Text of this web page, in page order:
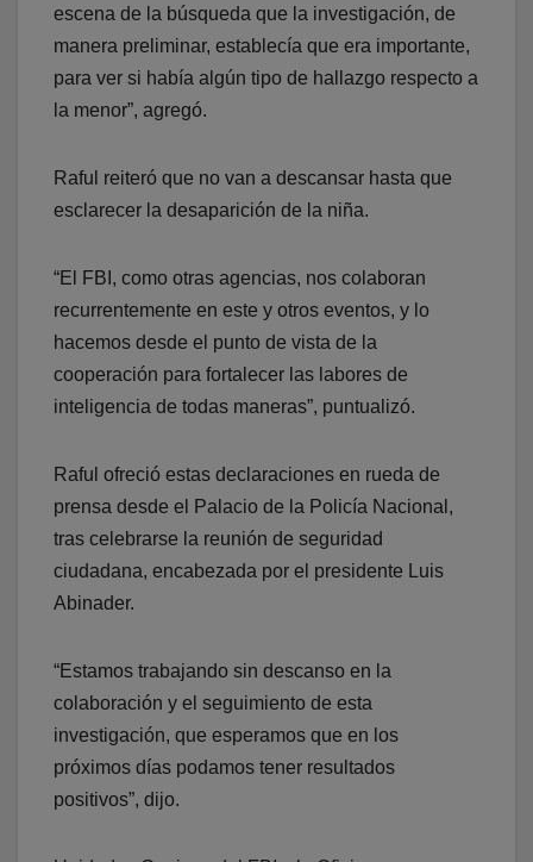
escena de la búsqueda que la investigación, de
manera preliminar, establecía que era importante,
para ver si había algún tipo de hallazgo respecto a
la menor”, agregó.
Raful reiteró que no van a descansar hasta que
esclarecer la desaparición de la niña.
“El FBI, como otras agencias, nos colaboran
recurrentemente en este y otros eventos, y lo
hacemos desde el punto de vista de la
cooperación para fortalecer las labores de
inteligencia de todas maneras”, puntualizó.
Raful ofreció estas declaraciones en rueda de
prensa desde el Palacio de la Policía Nacional,
tras celebrarse la reunión de seguridad
ciudadana, encabezada por el presidente Luis
Abinader.
“Estamos trabajando sin descanso en la
colaboración y el seguimiento de esta
investigación, que esperamos que en los
próximos días podamos tener resultados
positivos”, dijo.